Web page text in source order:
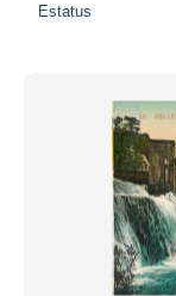
Estatus